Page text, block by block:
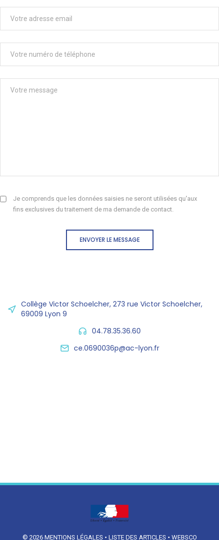
Je comprends que les données saisies ne seront utilisées qu'aux
fins exclusives du traitement de ma demande de contact.
ENVOYER LE MESSAGE
Collège Victor Schoelcher, 273 rue Victor Schoelcher,
69009 Lyon 9
04.78.35.36.60
ce.0690036p@ac-lyon.fr
© 2026 MENTIONS LÉGALES • LISTE DES ARTICLES • WEBSCO